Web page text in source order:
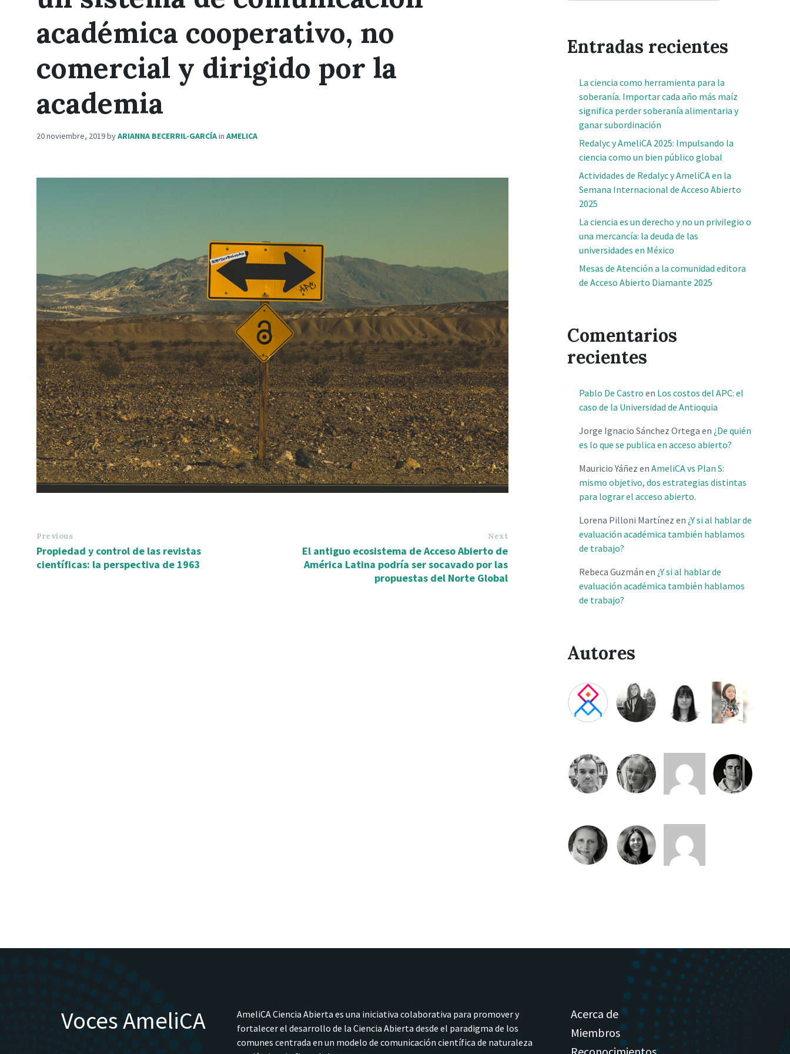
académica cooperativo, no
comercial y dirigido por la
academia
20 noviembre, 2019byARIANNA BECERRIL-GARCÍAin AMELICA
Previous
Propiedad y control de las revistas
científicas: la perspectiva de 1963
Next
El antiguo ecosistema de Acceso Abierto de
América Latina podría ser socavado por las
propuestas del Norte Global
Entradas recientes
La ciencia como herramienta para la
soberanía. Importar cada año más maíz
significa perder soberanía alimentaria y
ganar subordinación
Redalyc y AmeliCA 2025: Impulsando la
ciencia como un bien público global
Actividades de Redalyc y AmeliCA en la
Semana Internacional de Acceso Abierto
2025
La ciencia es un derecho y no un privilegio o
una mercancía: la deuda de las
universidades en México
Mesas de Atención a la comunidad editora
de Acceso Abierto Diamante 2025
Comentarios
recientes
Pablo De Castro en Los costos del APC: el
caso de la Universidad de Antioquia
Jorge Ignacio Sánchez Ortega en ¿De quién
es lo que se publica en acceso abierto?
Mauricio Yáñez enAmeliCA vs Plan S:
mismo objetivo, dos estrategias distintas
para lograr el acceso abierto.
Lorena Pilloni Martínez en ¿Y si al hablar de
evaluación académica también hablamos
de trabajo?
Rebeca Guzmán en ¿Y si al hablar de
evaluación académica también hablamos
de trabajo?
Autores
Voces AmeliCA
AmeliCA Ciencia Abierta es una iniciativa colaborativa para promover y
fortalecer el desarrollo de la Ciencia Abierta desde el paradigma de los
comunes centrada en un modelo de comunicación científica de naturaleza
Acerca de
Miembros